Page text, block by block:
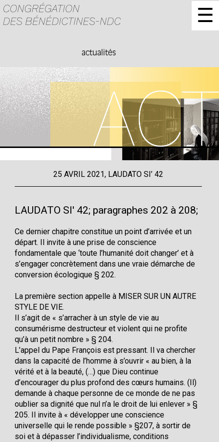
☰
actualités
25 AVRIL 2021, LAUDATO SI’ 42
LAUDATO SI' 42; paragraphes 202 à 208;
Ce dernier chapitre constitue un point d’arrivée et un
départ. Il invite à une prise de conscience
fondamentale que ‘toute l’humanité doit changer’ et à
s’engager concrètement dans une vraie démarche de
conversion écologique § 202.
La première section appelle à MISER SUR UN AUTRE
STYLE DE VIE.
Il s’agit de « s’arracher à un style de vie au
consumérisme destructeur et violent qui ne profite
qu’à un petit nombre » § 204.
L’appel du Pape François est pressant. Il va chercher
dans la capacité de l’homme à s’ouvrir « au bien, à la
vérité et à la beauté, (…) que Dieu continue
d’encourager du plus profond des cœurs humains. (Il)
demande à chaque personne de ce monde de ne pas
oublier sa dignité que nul n’a le droit de lui enlever » §
205. Il invite à « développer une conscience
universelle qui le rende possible » §207, à sortir de
soi et à dépasser l’individualisme, conditions